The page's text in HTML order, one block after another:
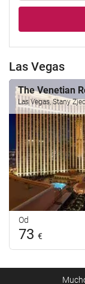
Las Vegas
The Venetian
Las Vegas, Stany
Od
73€